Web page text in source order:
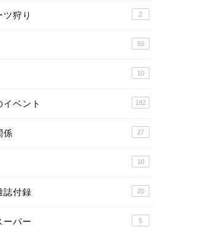
ツ狩り 2
50
10
イベント 192
係 27
10
誌付録 20
ーパー 5